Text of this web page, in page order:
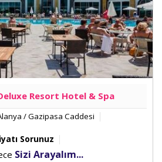
Resort Hotel & Spa
/ Gazipasa Caddesi
Sorunuz
Sizi Arayalım...